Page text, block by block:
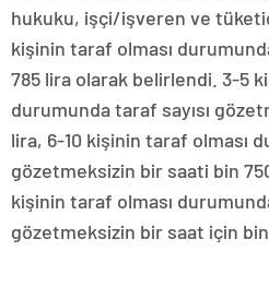
hukuku, işçi/işveren ve
kişinin taraf olması
785 lira olarak belirlendi. 3-5
durumunda taraf sayısı
lira, 6-10 kişinin taraf olması
gözetmeksizin bir saati bin
kişinin taraf olması
gözetmeksizin bir saat için